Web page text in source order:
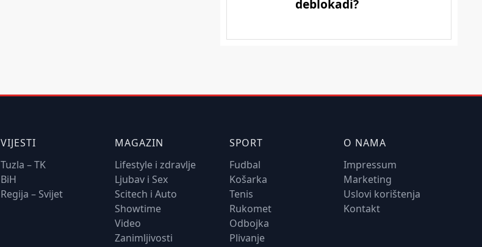
VIJESTI
Tuzla – TK
BiH
Regija – Svijet
MAGAZIN
Lifestyle i zdravlje
Ljubav i Sex
Scitech i Auto
Showtime
Video
Zanimljivosti
SPORT
Fudbal
Košarka
Tenis
Rukomet
Odbojka
Plivanje
O NAMA
Impressum
Marketing
Uslovi korištenja
Kontakt